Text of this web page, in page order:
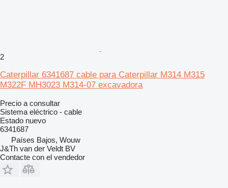
2
Caterpillar 6341687 cable para Caterpillar M314 M315
M322F MH3023 M314-07 excavadora
Precio a consultar
Sistema eléctrico - cable
Estado nuevo
6341687
Países Bajos, Wouw
J&Th van der Veldt BV
Contacte con el vendedor